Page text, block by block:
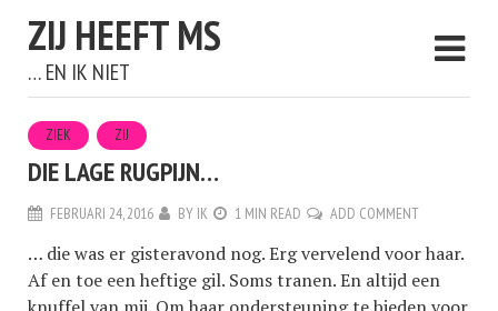
ZIJ HEEFT MS
… EN IK NIET
ZIEK ZIJ
DIE LAGE RUGPIJN…
FEBRUARI 24, 2016 BY IK 1 MIN READ ADD COMMENT
… die was er gisteravond nog. Erg vervelend voor haar.
Af en toe een heftige gil. Soms tranen. En altijd een